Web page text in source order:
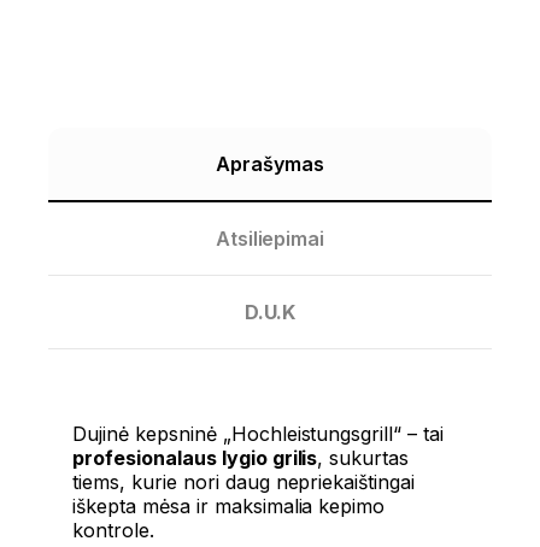
Aprašymas
Atsiliepimai
D.U.K
Dujinė kepsninė „Hochleistungsgrill“ – tai
profesionalaus lygio grilis, sukurtas
tiems, kurie nori daug nepriekaištingai
iškepta mėsa ir maksimalia kepimo
kontrole.